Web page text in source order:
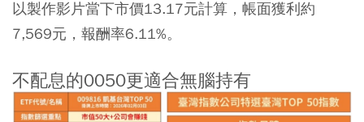
以製作影片當下市價13.17元計算，帳面獲利約
7,569元，報酬率6.11%。
不配息的0050更適合無腦持有